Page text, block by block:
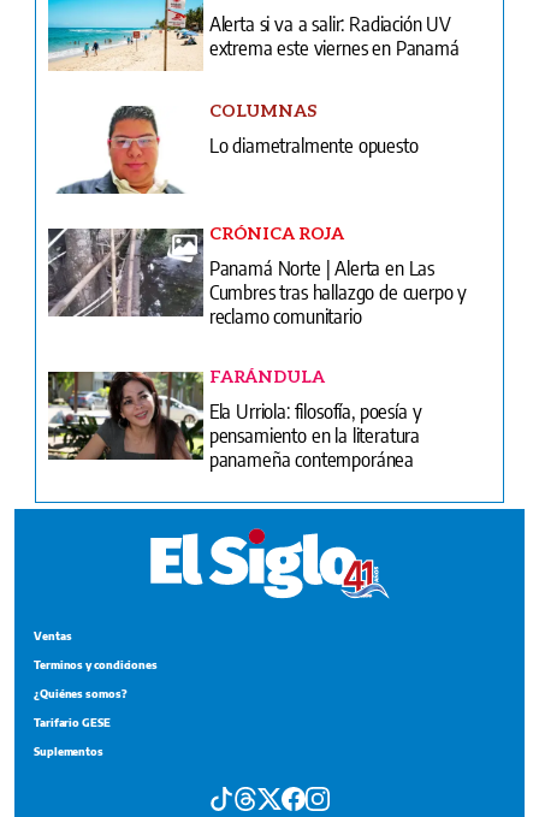
Alerta si va a salir: Radiación UV
extrema este viernes en Panamá
COLUMNAS
Lo diametralmente opuesto
CRÓNICA ROJA
Panamá Norte | Alerta en Las
Cumbres tras hallazgo de cuerpo y
reclamo comunitario
FARÁNDULA
Ela Urriola: filosofía, poesía y
pensamiento en la literatura
panameña contemporánea
Ventas
Terminos y condiciones
¿Quiénes somos?
Tarifario GESE
Suplementos